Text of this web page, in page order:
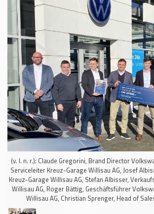
(v. l. n. r.): Claude Gregorini, Brand Director
Serviceleiter Kreuz-Garage Willisau AG, Josef
Kreuz-Garage Willisau AG, Stefan Albisser,
Willisau AG, Roger Bättig, Geschäftsführer
Willisau AG, Christian Sprenger, Head of